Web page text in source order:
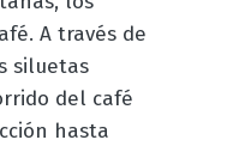
A través de
siluetas
del café
hasta